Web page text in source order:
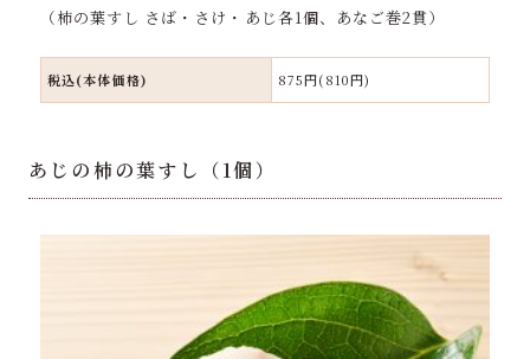
（柿の葉すし さば・さけ・あじ各1個、あなご巻2貫）
税込(本体価格) 875円(810円)
あじの柿の葉すし（1個）